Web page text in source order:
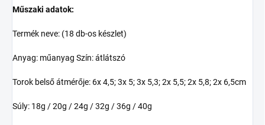
Műszaki adatok:
Termék neve: (18 db-os készlet)
Anyag: műanyag Szín: átlátszó
Torok belső átmérője: 6x 4,5; 3x 5; 3x 5,3; 2x 5,5; 2x 5,8; 2x 6,5cm
Súly: 18g / 20g / 24g / 32g / 36g / 40g